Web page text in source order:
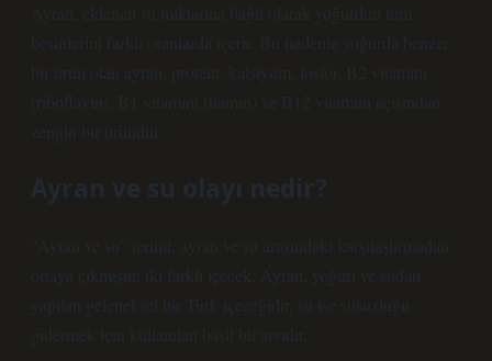
Ayran, eklenen su miktarına bağlı olarak yoğurdun tüm
besinlerini farklı oranlarda içerir. Bu nedenle yoğurda benzer
bir ürün olan ayran, protein, kalsiyum, fosfor, B2 vitamini
(riboflavin), B1 vitamini (tiamin) ve B12 vitamini açısından
zengin bir üründür.
Ayran ve su olayı nedir?
“Ayran ve su” terimi, ayran ve su arasındaki karşılaştırmadan
ortaya çıkmıştır, iki farklı içecek. Ayran, yoğurt ve sudan
yapılan geleneksel bir Türk içeceğidir, su ise susuzluğu
gidermek için kullanılan basit bir sıvıdır.